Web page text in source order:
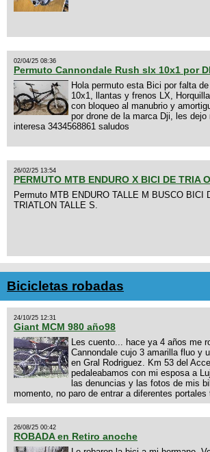
02/04/25 08:36
Permuto Cannondale Rush slx 10x1 por
Hola permuto esta Bici por falta
10x1, llantas y frenos LX,
con bloqueo al manubrio y
por drone de la marca Dji, les
interesa 3434568861 saludos
26/02/25 13:54
PERMUTO MTB ENDURO X BICI DE TRIA
Permuto MTB ENDURO TALLE M BUSCO BICI
TRIATLON TALLE S.
Bicicletas robadas
24/10/25 12:31
Giant MCM 980 año98
Les cuento... hace ya 4 años me
Cannondale cujo 3 amarilla fluo y
en Gral Rodriguez. Km 53 del
pedaleabamos con mi esposa a
las denuncias y las fotos de mis
momento, no paro de entrar a diferentes portales
26/08/25 00:42
ROBADA en Retiro anoche